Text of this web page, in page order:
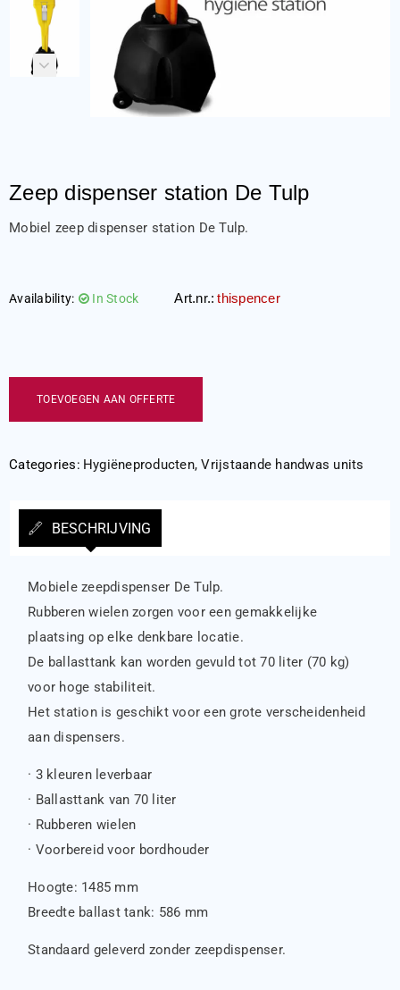
Zeep dispenser station De Tulp
Mobiel zeep dispenser station De Tulp.
Availability: In Stock Art.nr.: thispencer
TOEVOEGEN AAN OFFERTE
Categories: Hygiëneproducten,Vrijstaande handwas units
BESCHRIJVING
Mobiele zeepdispenser De Tulp.
Rubberen wielen zorgen voor een gemakkelijke
plaatsing op elke denkbare locatie.
De ballasttank kan worden gevuld tot 70 liter (70 kg)
voor hoge stabiliteit.
Het station is geschikt voor een grote verscheidenheid
aan dispensers.
· 3 kleuren leverbaar
· Ballasttank van 70 liter
· Rubberen wielen
· Voorbereid voor bordhouder
Hoogte: 1485 mm
Breedte ballast tank: 586 mm
Standaard geleverd zonder zeepdispenser.